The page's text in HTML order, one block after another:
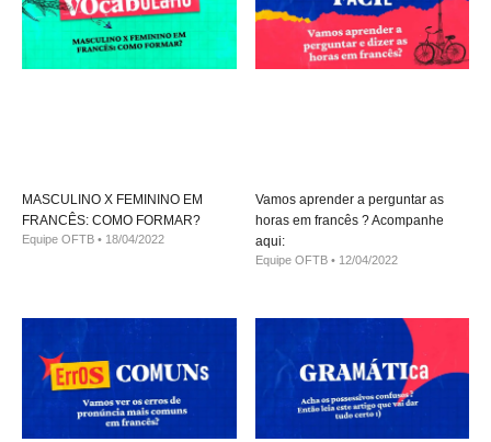
MASCULINO X FEMININO EM
FRANCÊS: COMO FORMAR?
Equipe OFTB 18/04/2022
Vamos aprender a perguntar as
horas em francês ? Acompanhe
aqui:
Equipe OFTB 12/04/2022